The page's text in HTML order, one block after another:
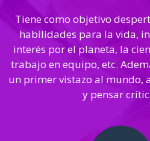
Tiene como objetivo
habilidades para la vida,
interés por el planeta, la
trabajo en equipo, etc.
un primer vistazo al mundo,
y pensar